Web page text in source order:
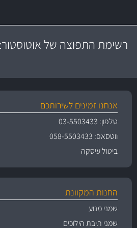
משלוח מהיר
באמצעות צ'יטה
משלוחים
במחיר
רשימת התפוצה של אוטוסטור:
אנחנו זמינים לשירותכם
טלפון: 03-5503433
ווטסאפ: 058-5503433
ביטול עיסקה
החנות המקוונת
שמני מנוע
שמני תיבת הילוכים